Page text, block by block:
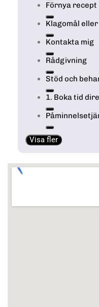
Förnya recept
Klagomål
Kontakta mig
Rådgivning
Stöd och
1. Boka tid
Visa fler